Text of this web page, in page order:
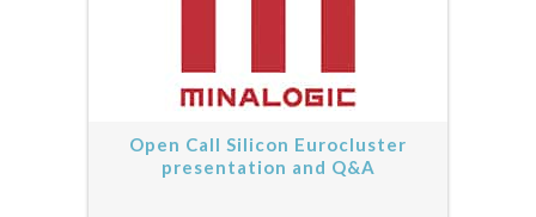
Open Call Silicon Eurocluster
presentation and Q&A